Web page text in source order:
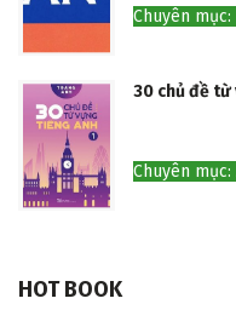
Chuyên
30 chủ đề từ
Chuyên mục:
HOT BOOK